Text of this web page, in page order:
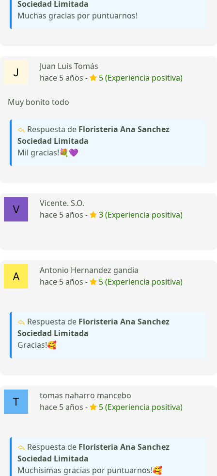
Sociedad Limitada
Muchas gracias por puntuarnos!
Juan Luis Tomás
hace 5 años -
5 (Experiencia positiva)
Muy bonito todo
Respuesta de Floristeria Ana Sanchez
Sociedad Limitada
Mil gracias!💐💜
Vicente. S.O.
hace 5 años -
3 (Experiencia positiva)
Antonio Hernandez gandia
hace 5 años -
5 (Experiencia positiva)
Respuesta de Floristeria Ana Sanchez
Sociedad Limitada
Gracias!🥰
tomas naharro mancebo
hace 5 años -
5 (Experiencia positiva)
Respuesta de Floristeria Ana Sanchez
Sociedad Limitada
Muchísimas gracias por puntuarnos!🥰